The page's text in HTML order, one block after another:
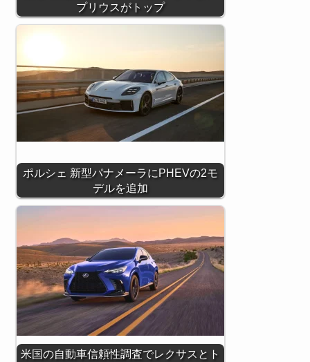
プリウスがトップ
ポルシェ 新型パナメーラにPHEVの2モ
デルを追加
米国の自動車信頼性調査でレクサスとト